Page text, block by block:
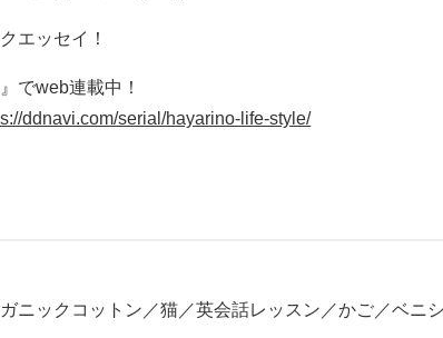
エッセイ！
でweb連載中！
ddnavi.com/serial/hayarino-life-style/
ニックコットン／猫／英会話レッスン／かご／ベニ